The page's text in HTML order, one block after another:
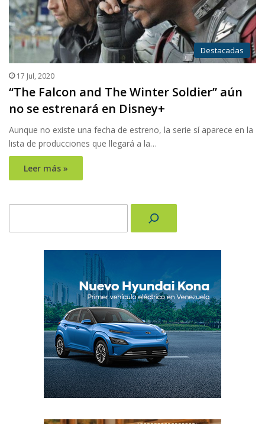
Destacadas
17 Jul, 2020
“The Falcon and The Winter Soldier” aún
no se estrenará en Disney+
Aunque no existe una fecha de estreno, la serie sí aparece en la
lista de producciones que llegará a la…
Leer más »